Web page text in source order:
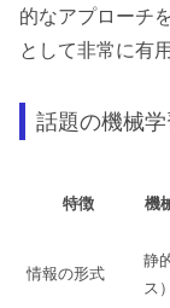
的なアプローチ
として非常に有
話題の機械
特徴 機
情報の形式
静
ス）